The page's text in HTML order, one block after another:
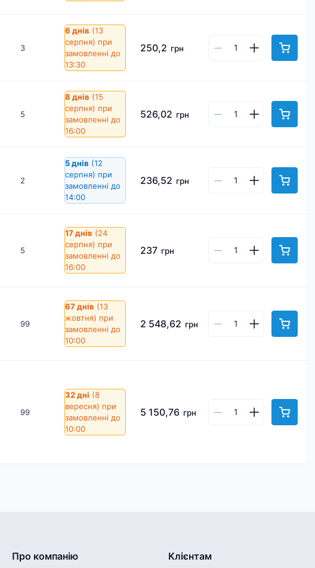
3
6 днів (13
серпня) при
замовленні до
13:30
250,2 грн
5
8 днів (15
серпня) при
замовленні до
16:00
526,02 грн
2
5 днів (12
серпня) при
замовленні до
14:00
236,52 грн
5
17 днів (24
серпня) при
замовленні до
16:00
237 грн
99
67 днів (13
жовтня) при
замовленні до
10:00
2 548,62 грн
99
32 дні (8
вересня) при
замовленні до
10:00
5 150,76 грн
Про компанію Клієнтам